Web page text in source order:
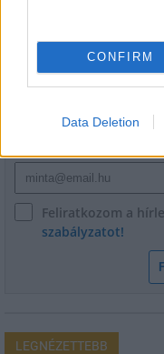
CONFIRM
Data Deletion
HÍRLEVÉL
Név
E-mail cím
Feliratkozom a
szabályzatot!
LEGNÉZETTEBB